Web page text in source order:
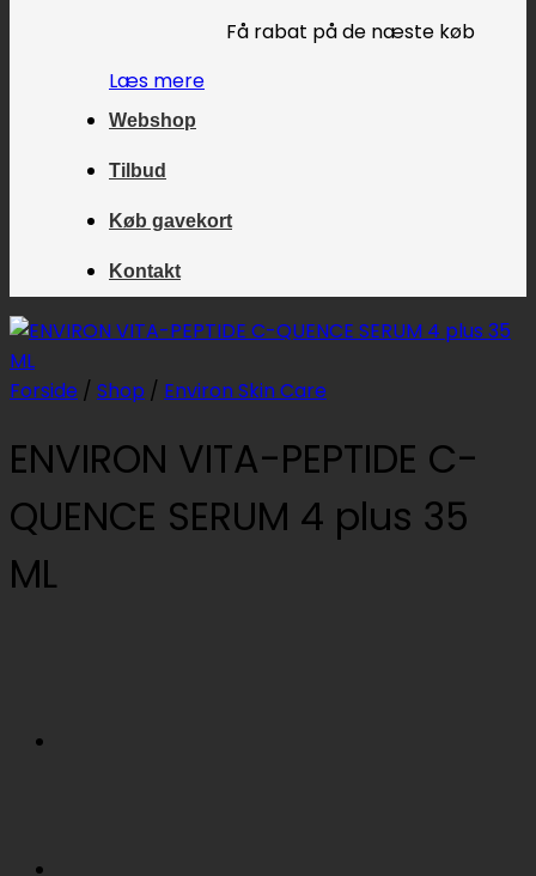
Få rabat på de næste køb
Læs mere
Webshop
Tilbud
Køb gavekort
Kontakt
Forside / Shop / Environ Skin Care
ENVIRON VITA-PEPTIDE C-
QUENCE SERUM 4 plus 35
ML